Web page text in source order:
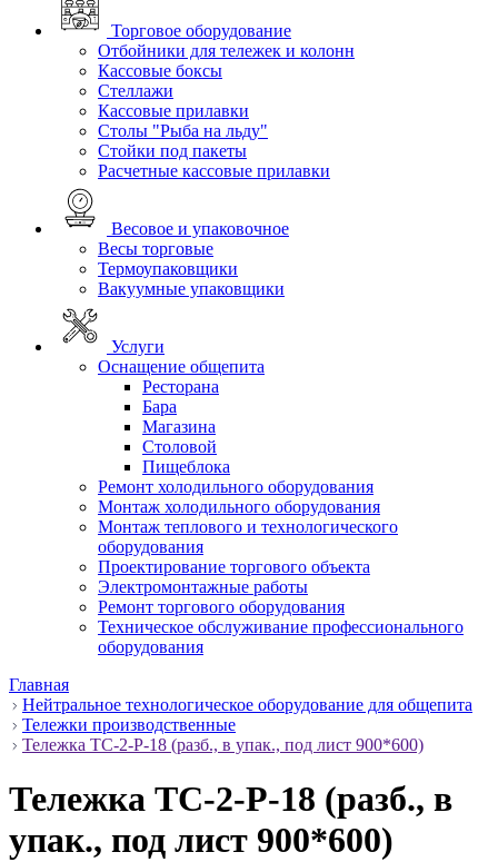
Торговое оборудование
Отбойники для тележек и колонн
Кассовые боксы
Стеллажи
Кассовые прилавки
Столы "Рыба на льду"
Стойки под пакеты
Расчетные кассовые прилавки
Весовое и упаковочное
Весы торговые
Термоупаковщики
Вакуумные упаковщики
Услуги
Оснащение общепита
Ресторана
Бара
Магазина
Столовой
Пищеблока
Ремонт холодильного оборудования
Монтаж холодильного оборудования
Монтаж теплового и технологического
оборудования
Проектирование торгового объекта
Электромонтажные работы
Ремонт торгового оборудования
Техническое обслуживание профессионального
оборудования
Главная
Нейтральное технологическое оборудование для общепита
Тележки производственные
Тележка ТС-2-Р-18 (разб., в упак., под лист 900*600)
Тележка ТС-2-Р-18 (разб., в
упак., под лист 900*600)